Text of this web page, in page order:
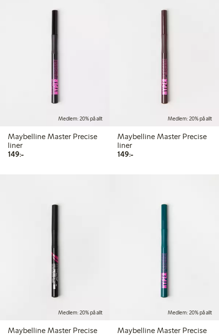
Medlem: 20% på allt
Maybelline Master Precise
liner
149:-149,00 kr
Medlem: 20% på allt
Maybelline Master Precise
liner
149:-149,00 kr
Medlem: 20% på allt
Maybelline Master Precise
Medlem: 20% på allt
Maybelline Master Precise